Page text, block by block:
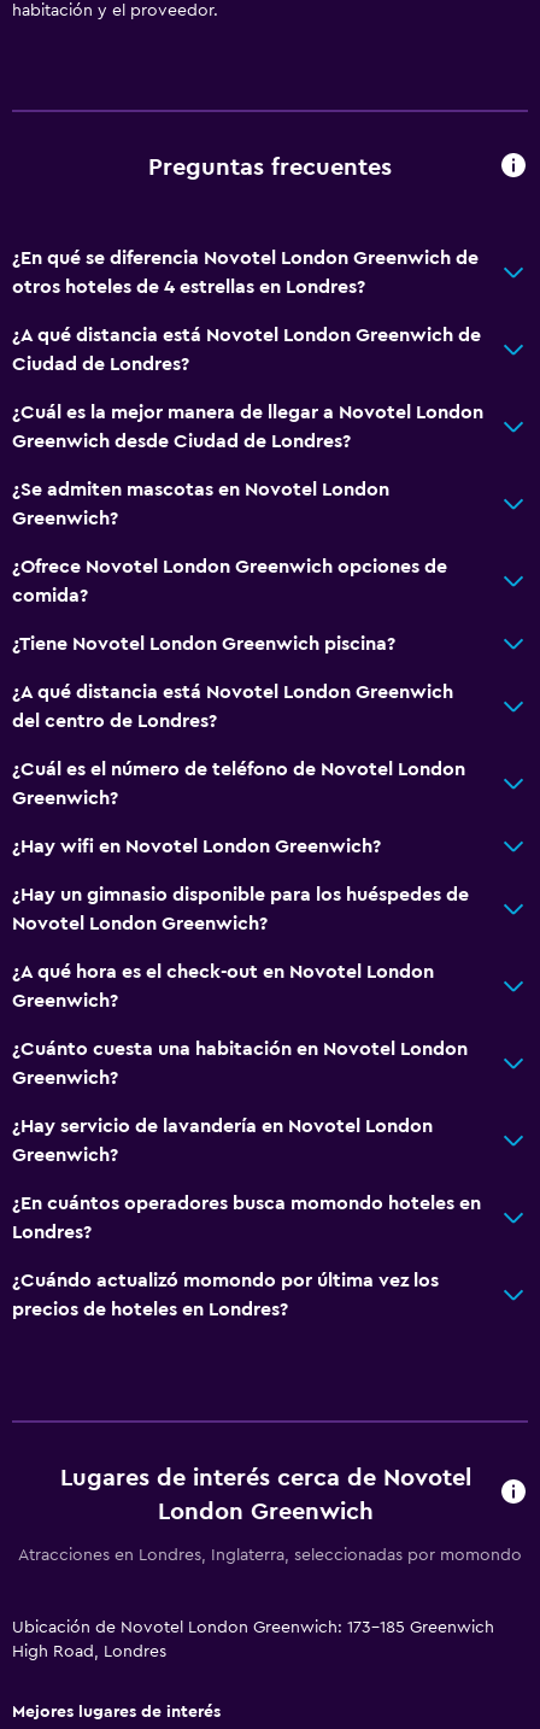
extra)
Estacionamiento accesible
Lavabo bajo
Áreas designadas para fumadores
Baño
Ducha
Inodoro con cisterna alta
Tina de baño
Secador de pelo
Papel higiénico
Ducha italiana
General
Ventana
Posibilidad de habitaciones conectadas
Insonorización
Alfombrado
Servicios básicos
Wifi gratis
Wifi disponible en todas las instalaciones
Artículos de aseo gratis
Alarma de humo
TV de pantalla plana
habitación y el proveedor.
Preguntas frecuentes
¿En qué se diferencia Novotel London Greenwich de
otros hoteles de 4 estrellas en Londres?
¿A qué distancia está Novotel London Greenwich de
Ciudad de Londres?
¿Cuál es la mejor manera de llegar a Novotel London
Greenwich desde Ciudad de Londres?
¿Se admiten mascotas en Novotel London
Greenwich?
¿Ofrece Novotel London Greenwich opciones de
comida?
¿Tiene Novotel London Greenwich piscina?
¿A qué distancia está Novotel London Greenwich
del centro de Londres?
¿Cuál es el número de teléfono de Novotel London
Greenwich?
¿Hay wifi en Novotel London Greenwich?
¿Hay un gimnasio disponible para los huéspedes de
Novotel London Greenwich?
¿A qué hora es el check-out en Novotel London
Greenwich?
¿Cuánto cuesta una habitación en Novotel London
Greenwich?
¿Hay servicio de lavandería en Novotel London
Greenwich?
¿En cuántos operadores busca momondo hoteles en
Londres?
¿Cuándo actualizó momondo por última vez los
precios de hoteles en Londres?
Lugares de interés cerca de Novotel
London Greenwich
Atracciones en Londres, Inglaterra, seleccionadas por momondo
Ubicación de Novotel London Greenwich: 173-185 Greenwich
High Road, Londres
Mejores lugares de interés